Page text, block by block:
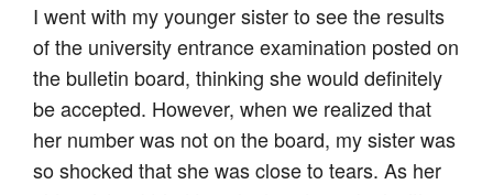
I went with my younger sister to see the results
of the university entrance examination posted on
the bulletin board, thinking she would definitely
be accepted. However, when we realized that
her number was not on the board, my sister was
so shocked that she was close to tears. As her